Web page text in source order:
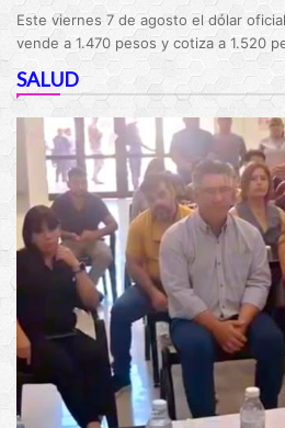
Este viernes 7 de agosto el dólar
vende a 1.470 pesos y cotiza a 1.520
SALUD